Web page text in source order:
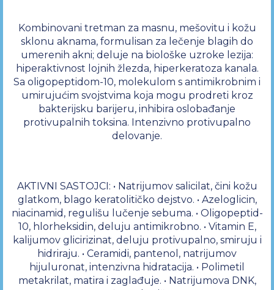
Kombinovani tretman za masnu, mešovitu i kožu
sklonu aknama, formulisan za lečenje blagih do
umerenih akni; deluje na biološke uzroke lezija:
hiperaktivnost lojnih žlezda, hiperkeratoza kanala.
Sa oligopeptidom-10, molekulom s antimikrobnim i
umirujućim svojstvima koja mogu prodreti kroz
bakterijsku barijeru, inhibira oslobađanje
protivupalnih toksina. Intenzivno protivupalno
delovanje.
AKTIVNI SASTOJCI: • Natrijumov salicilat, čini kožu
glatkom, blago keratolitičko dejstvo. • Azeloglicin,
niacinamid, regulišu lučenje sebuma. • Oligopeptid-
10, hlorheksidin, deluju antimikrobno. • Vitamin E,
kalijumov glicirizinat, deluju protivupalno, smiruju i
hidriraju. • Ceramidi, pantenol, natrijumov
hijuluronat, intenzivna hidratacija. • Polimetil
metakrilat, matira i zaglađuje. • Natrijumova DNK,